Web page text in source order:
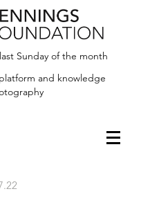
Sunday of the month
and knowledge